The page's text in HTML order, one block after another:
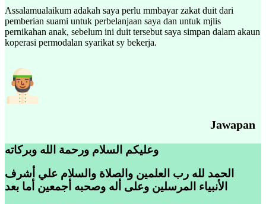
Assalamualaikum adakah saya perlu mmbayar zakat duit dari
pemberian suami untuk perbelanjaan saya dan untuk mjlis
pernikahan anak, sebelum ini duit tersebut saya simpan dalam akaun
koperasi permodalan syarikat sy bekerja.
Jawapan
وعليكم السلام ورحمة الله وبركاته
الحمد لله رب العلمين والصلاة والسلام علي أشرف
الأنبياء المرسلين وعلى أله وصحبه أجمعين أما بعد